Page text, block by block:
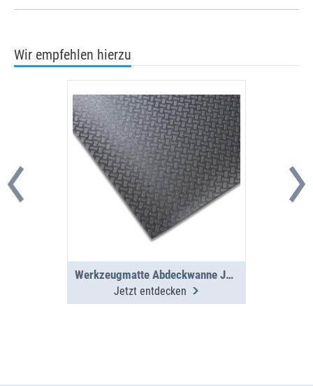
Wir empfehlen hierzu
Werkzeugmatte Abdeckwanne JU A 2-16-0
Jetzt entdecken